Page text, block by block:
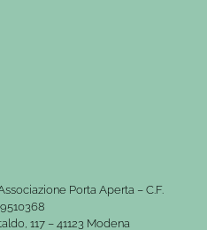
Porta Aperta – C.F.
117 – 41123 Modena